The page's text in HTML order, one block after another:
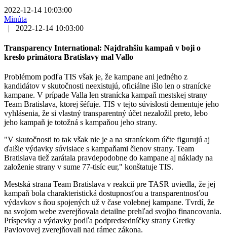
2022-12-14 10:03:00
Minúta
|
2022-12-14 10:03:00
Transparency International: Najdrahšiu kampaň v boji o
kreslo primátora Bratislavy mal Vallo
Problémom podľa TIS však je, že kampane ani jedného z
kandidátov v skutočnosti neexistujú, oficiálne išlo len o stranícke
kampane. V prípade Valla len stranícka kampaň mestskej strany
Team Bratislava, ktorej šéfuje. TIS v tejto súvislosti dementuje jeho
vyhlásenia, že si vlastný transparentný účet nezaložil preto, lebo
jeho kampaň je totožná s kampaňou jeho strany.
"V skutočnosti to tak však nie je a na straníckom účte figurujú aj
ďalšie výdavky súvisiace s kampaňami členov strany. Team
Bratislava tiež zarátala pravdepodobne do kampane aj náklady na
založenie strany v sume 77-tisíc eur," konštatuje TIS.
Mestská strana Team Bratislava v reakcii pre TASR uviedla, že jej
kampaň bola charakteristická dostupnosťou a transparentnosťou
výdavkov s ňou spojených už v čase volebnej kampane. Tvrdí, že
na svojom webe zverejňovala detailne prehľad svojho financovania.
Príspevky a výdavky podľa podpredsedníčky strany Gretky
Pavlovovej zverejňovali nad rámec zákona.